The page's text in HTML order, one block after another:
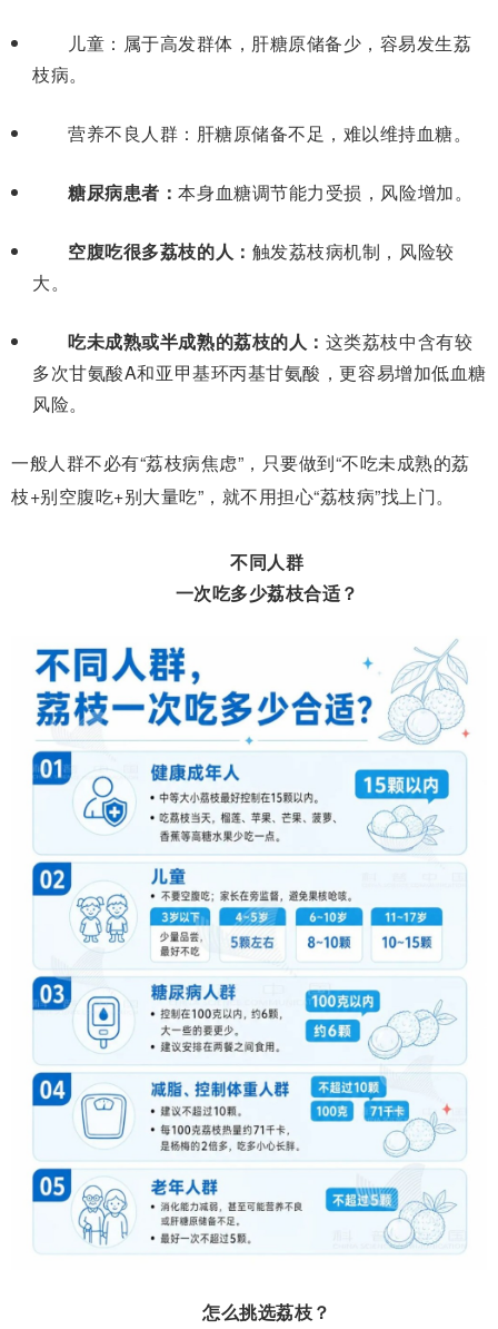
儿童： 属于高发群体，肝糖原储备少，容易发生荔
枝病。
营养不良人群： 肝糖原储备不足，难以维持血糖。
糖尿病患者：本身血糖调节能力受损，风险增加。
空腹吃很多荔枝的人： 触发荔枝病机制，风险较
大。
吃未成熟或半成熟的荔枝的人： 这类荔枝中含有较
多次甘氨酸A和亚甲基环丙基甘氨酸 ，更容易增加低血糖
风险。
一般人群不必有“荔枝病焦虑”，只要做到“不吃未成熟的荔
枝+别空腹吃+别大量吃”，就不用担心“荔枝病”找上门。
不同人群
一次吃多少荔枝合适？
怎么挑选荔枝？